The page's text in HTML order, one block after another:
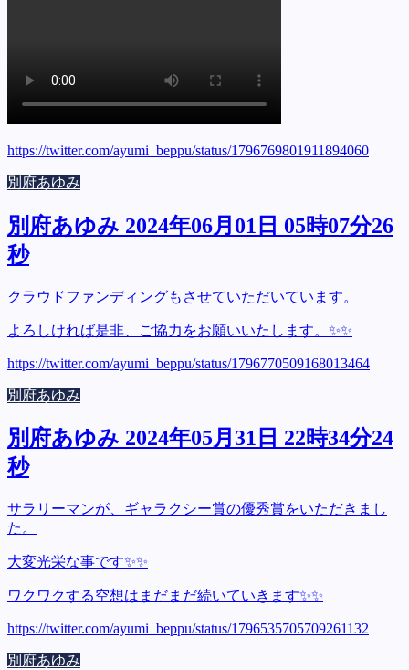
https://twitter.com/ayumi_beppu/status/1796769801911894060
別府あゆみ
別府あゆみ 2024年06月01日 05時07分26
秒
クラウドファンディングもさせていただいています。
よろしければ是非、ご協力をお願いいたします。✨✨
https://twitter.com/ayumi_beppu/status/1796770509168013464
別府あゆみ
別府あゆみ 2024年05月31日 22時34分24
秒
サラリーマンが、ギャラクシー賞の優秀賞をいただきまし
た。
大変光栄な事です✨✨
ワクワクする空想はまだまだ続いていきます✨✨
https://twitter.com/ayumi_beppu/status/1796535705709261132
別府あゆみ